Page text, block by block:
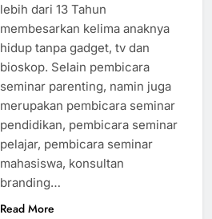
lebih dari 13 Tahun
membesarkan kelima anaknya
hidup tanpa gadget, tv dan
bioskop. Selain pembicara
seminar parenting, namin juga
merupakan pembicara seminar
pendidikan, pembicara seminar
pelajar, pembicara seminar
mahasiswa, konsultan
branding…
Read More